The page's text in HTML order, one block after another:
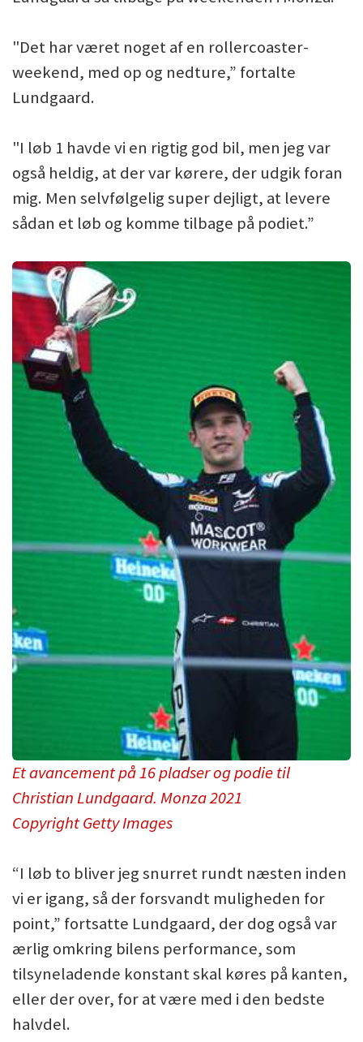
"Det har været noget af en rollercoaster-
weekend, med op og nedture,” fortalte
Lundgaard.
"I løb 1 havde vi en rigtig god bil, men jeg var
også heldig, at der var kørere, der udgik foran
mig. Men selvfølgelig super dejligt, at levere
sådan et løb og komme tilbage på podiet.”
Et avancement på 16 pladser og podie til
Christian Lundgaard. Monza 2021
Copyright Getty Images
“I løb to bliver jeg snurret rundt næsten inden
vi er igang, så der forsvandt muligheden for
point,” fortsatte Lundgaard, der dog også var
ærlig omkring bilens performance, som
tilsyneladende konstant skal køres på kanten,
eller der over, for at være med i den bedste
halvdel.